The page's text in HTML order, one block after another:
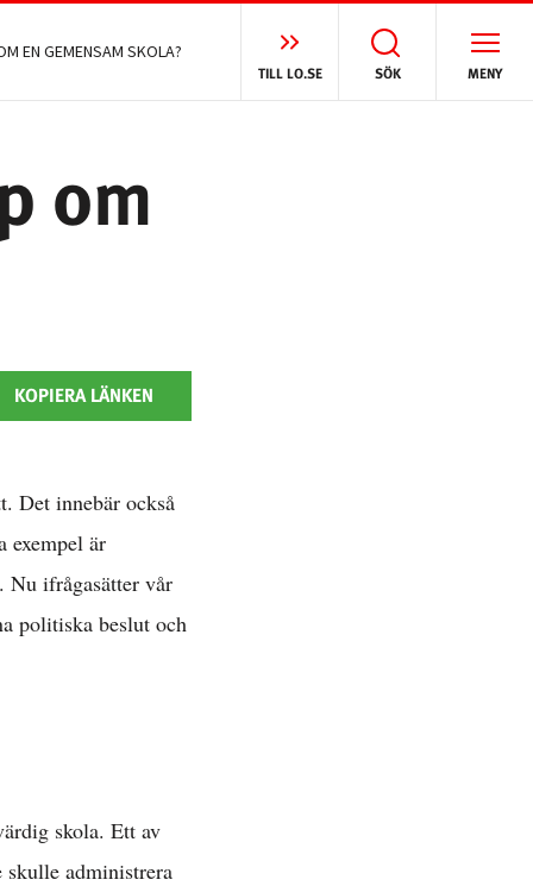
TILL LO.SE SÖK MENY
EN GEMENSAM SKOLA?
om
KOPIERA LÄNKEN
Det innebär också
exempel är
Nu ifrågasätter vår
politiska beslut och
skola. Ett av
administrera